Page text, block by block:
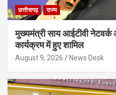
छत्तीसगढ़ राज्य
मुख्यमंत्री साय आईटीवी
कार्यक्रम में हुए शामिल
August 9, 2026 News Desk